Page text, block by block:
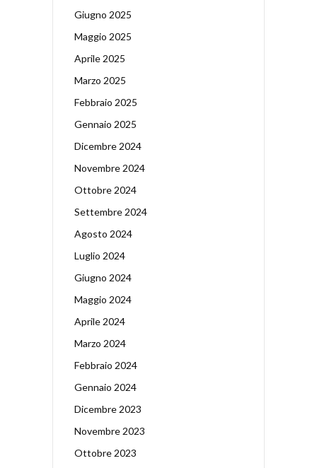
Giugno 2025
Maggio 2025
Aprile 2025
Marzo 2025
Febbraio 2025
Gennaio 2025
Dicembre 2024
Novembre 2024
Ottobre 2024
Settembre 2024
Agosto 2024
Luglio 2024
Giugno 2024
Maggio 2024
Aprile 2024
Marzo 2024
Febbraio 2024
Gennaio 2024
Dicembre 2023
Novembre 2023
Ottobre 2023